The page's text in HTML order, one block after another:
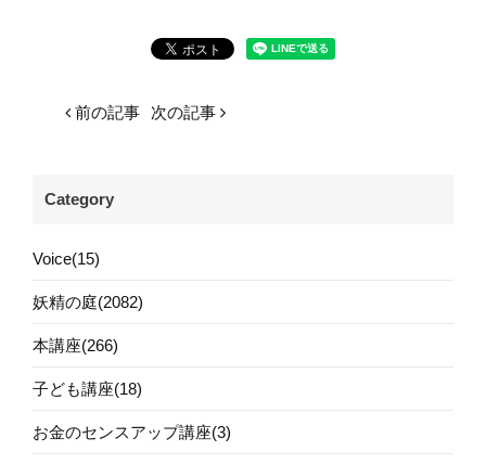
前の記事 次の記事
Category
Voice(15)
妖精の庭(2082)
本講座(266)
子ども講座(18)
お金のセンスアップ講座(3)